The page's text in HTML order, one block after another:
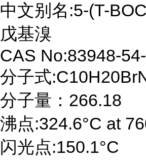
中文别名:5-(T-
戊基溴
CAS No:83948-
分子式
分子量：266.18
沸点:324.6°C at
闪光点:150.1°C